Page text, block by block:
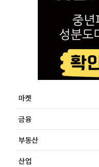
마켓
금융
부동산
산업